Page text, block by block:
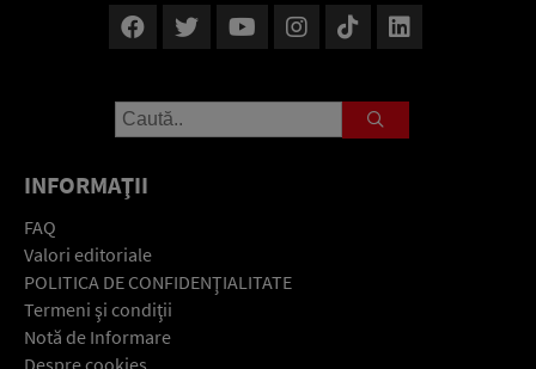
INFORMAŢII
FAQ
Valori editoriale
POLITICA DE CONFIDENŢIALITATE
Termeni şi condiţii
Notă de Informare